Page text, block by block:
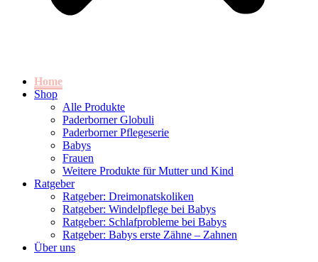
Home
Shop
Alle Produkte
Paderborner Globuli
Paderborner Pflegeserie
Babys
Frauen
Weitere Produkte für Mutter und Kind
Ratgeber
Ratgeber: Dreimonatskoliken
Ratgeber: Windelpflege bei Babys
Ratgeber: Schlafprobleme bei Babys
Ratgeber: Babys erste Zähne – Zahnen
Über uns